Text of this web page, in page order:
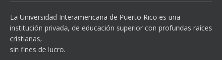
La Universidad Interamericana de Puerto Rico es una
institución privada, de educación superior con profundas raíces
cristianas,
sin fines de lucro.